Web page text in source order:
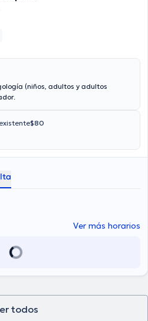
(niños, adultos y adultos
$80
Ver más horarios
todos